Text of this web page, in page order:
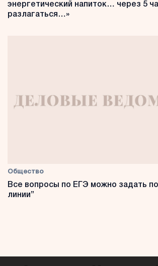
энергетический напиток… через 5
разлагаться…»
Общество
Все вопросы по ЕГЭ можно задать по
линии”